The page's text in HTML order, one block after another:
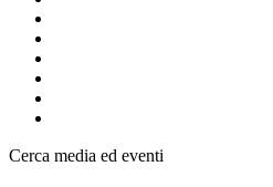
Cerca media ed eventi